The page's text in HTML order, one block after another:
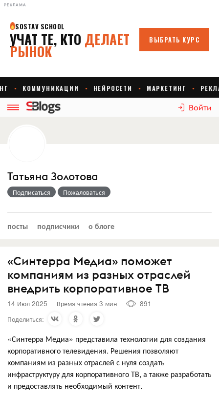
РЕКЛАМА
Войти
Татьяна Золотова
Подписаться Пожаловаться
посты подписчики о блоге
«Синтерра Медиа» поможет
компаниям из разных отраслей
внедрить корпоративное ТВ
14 Июл 2025 Время чтения 3 мин
891
Поделиться:
«Синтерра Медиа» представила технологии для создания
корпоративного телевидения. Решения позволяют
компаниям из разных отраслей с нуля создать
инфраструктуру для корпоративного ТВ, а также разработать
и предоставлять необходимый контент.